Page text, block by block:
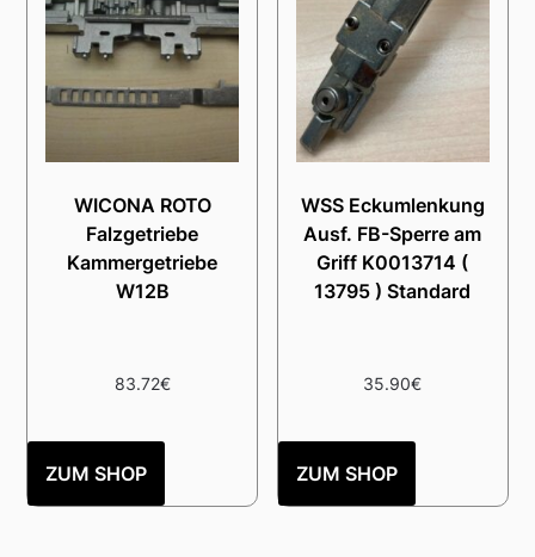
WICONA ROTO
Falzgetriebe
Kammergetriebe
W12B
83.72€
ZUM SHOP
WSS Eckumlenkung
Ausf. FB-Sperre am
Griff K0013714 (
13795 ) Standard
35.90€
ZUM SHOP